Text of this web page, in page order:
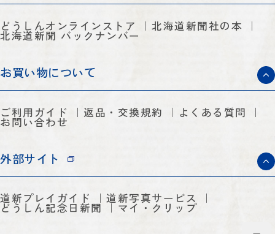
どうしんオンラインストア 北海道新聞社の本
北海道新聞 バックナンバー
お買い物について
ご利用ガイド 返品・交換規約 よくある質問
お問い合わせ
外部サイト
道新プレイガイド 道新写真サービス
どうしん記念日新聞 マイ・クリップ